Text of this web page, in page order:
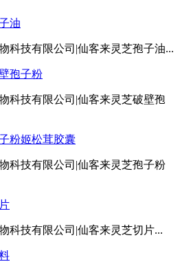
油
科技有限公司|仙客来灵芝孢子油...
孢子粉
科技有限公司|仙客来灵芝破壁孢
粉姬松茸胶囊
科技有限公司|仙客来灵芝孢子粉
科技有限公司|仙客来灵芝切片...